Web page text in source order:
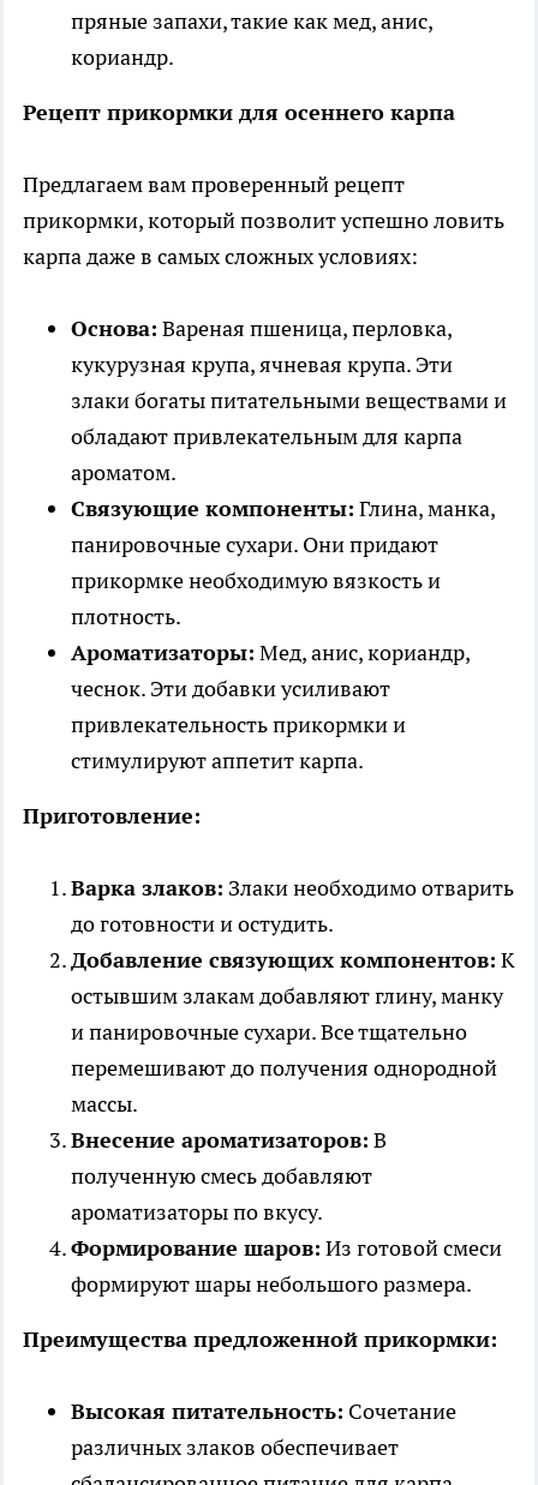
пряные запахи, такие как мед, анис,
кориандр.
Рецепт прикормки для осеннего карпа
Предлагаем вам проверенный рецепт
прикормки, который позволит успешно ловить
карпа даже в самых сложных условиях:
Основа: Вареная пшеница, перловка,
кукурузная крупа, ячневая крупа. Эти
злаки богаты питательными веществами и
обладают привлекательным для карпа
ароматом.
Связующие компоненты: Глина, манка,
панировочные сухари. Они придают
прикормке необходимую вязкость и
плотность.
Ароматизаторы: Мед, анис, кориандр,
чеснок. Эти добавки усиливают
привлекательность прикормки и
стимулируют аппетит карпа.
Приготовление:
Варка злаков: Злаки необходимо отварить
до готовности и остудить.
Добавление связующих компонентов: К
остывшим злакам добавляют глину, манку
и панировочные сухари. Все тщательно
перемешивают до получения однородной
массы.
Внесение ароматизаторов: В
полученную смесь добавляют
ароматизаторы по вкусу.
Формирование шаров: Из готовой смеси
формируют шары небольшого размера.
Преимущества предложенной прикормки:
Высокая питательность: Сочетание
различных злаков обеспечивает